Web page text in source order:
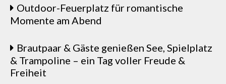
Outdoor-Feuerplatz für romantische
Momente am Abend
Brautpaar & Gäste genießen See, Spielplatz
& Trampoline – ein Tag voller Freude &
Freiheit